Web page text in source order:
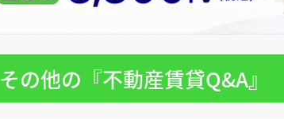
その他の『不動産賃貸Q&A』